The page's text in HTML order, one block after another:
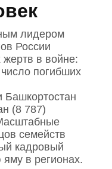
лидером
России
в войне:
погибших
Башкортостан
(8 787)
семейств
кадровый
в регионах.